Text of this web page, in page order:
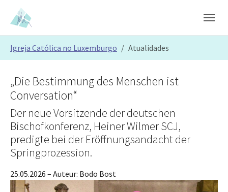
Skip to main content
Skip to page footer
Igreja Católica no Luxemburgo Atualidades
„Die Bestimmung des Menschen ist
Conversation“
Der neue Vorsitzende der deutschen
Bischofkonferenz, Heiner Wilmer SCJ,
predigte bei der Eröffnungsandacht der
Springprozession.
25.05.2026 – Auteur: Bodo Bost